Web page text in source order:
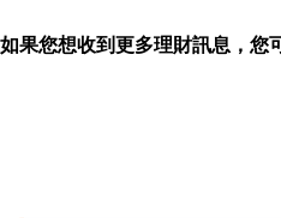
如果您想收到更多理財訊息，您